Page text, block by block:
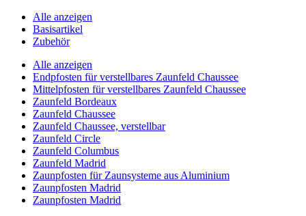
Alle anzeigen
Basisartikel
Zubehör
Alle anzeigen
Endpfosten für verstellbares Zaunfeld Chaussee
Mittelpfosten für verstellbares Zaunfeld Chaussee
Zaunfeld Bordeaux
Zaunfeld Chaussee
Zaunfeld Chaussee, verstellbar
Zaunfeld Circle
Zaunfeld Columbus
Zaunfeld Madrid
Zaunpfosten für Zaunsysteme aus Aluminium
Zaunpfosten Madrid
Zaunpfosten Madrid